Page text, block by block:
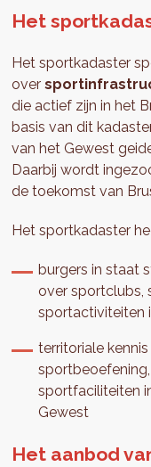
Het
Het sportkadaster
over
die actief zijn in het
basis van dit
van het Gewest
Daarbij wordt
de toekomst van
Het sportkadaster
burgers in staat
over sportclubs,
sportactiviteiten
territoriale
sportfaciliteiten
Gewest
Het aanbod